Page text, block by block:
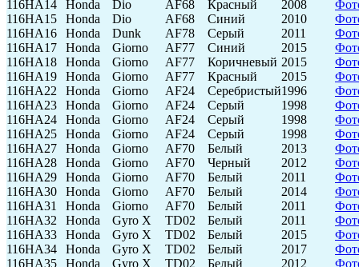
116HA14
Honda Dio AF68 Красный 2008
116HA15
Honda Dio AF68 Синий 2010
116HA16
Honda Dunk AF78 Серый 2011
116HA17
Honda Giorno AF77 Синий 2015
116HA18
Honda Giorno AF77 Коричневый 2015
116HA19
Honda Giorno AF77 Красный 2015
116HA22
Honda Giorno AF24 Серебристый1996
116HA23
Honda Giorno AF24 Серый 1998
116HA24
Honda Giorno AF24 Серый 1998
116HA25
Honda Giorno AF24 Серый 1998
116HA27
Honda Giorno AF70 Белый 2013
116HA28
Honda Giorno AF70 Черный 2012
116HA29
Honda Giorno AF70 Белый 2011
116HA30
Honda Giorno AF70 Белый 2014
116HA31
Honda Giorno AF70 Белый 2011
116HA32
Honda Gyro X TD02 Белый 2011
116HA33
Honda Gyro X TD02 Белый 2015
116HA34
Honda Gyro X TD02 Белый 2017
116HA35
Honda Gyro X TD02 Белый 2012